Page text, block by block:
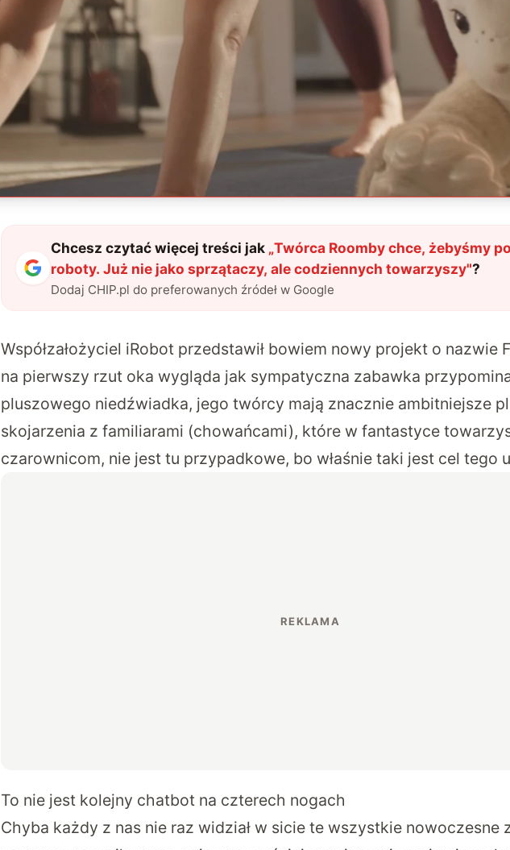
Chcesz czytać więcej treści jak „Twórca Roomby chce, żebyśmy
roboty. Już nie jako sprzątaczy, ale codziennych towarzyszy"?
Dodaj CHIP.pl do preferowanych źródeł w Google
Współzałożyciel iRobot przedstawił bowiem nowy projekt o nazwie
na pierwszy rzut oka wygląda jak sympatyczna zabawka
pluszowego niedźwiadka, jego twórcy mają znacznie ambitniejsze
skojarzenia z familiarami (chowańcami), które w fantastyce
czarownicom, nie jest tu przypadkowe, bo właśnie taki jest cel tego
To nie jest kolejny chatbot na czterech nogach
Chyba każdy z nas nie raz widział w sicie te wszystkie nowoczesne